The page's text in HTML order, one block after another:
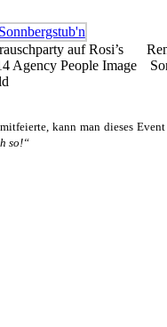
auf Rosi’s
Agency People Image
kann man dieses
so!“